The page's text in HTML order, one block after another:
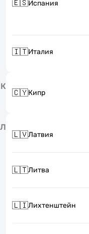
🇪🇸Испания
🇮🇹Италия
К
🇨🇾Кипр
Л
🇱🇻Латвия
🇱🇹Литва
🇱🇮Лихтенштейн